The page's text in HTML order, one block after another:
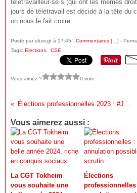
télétravailleur·se·s (qui ont les mêmes
jours de télétravail est décidé à la tête du
on nous le fait croire.
Posté par eluscgt à 17:45 - Commentaires [ ] -
Tags: Elections CSE
Vous aimez ? 0 vote
Élections professionnelles 2023 : #JevoteCGT
Vous aimerez aussi :
La CGT Tokheim
vous souhaite une
Élections
professionnelles